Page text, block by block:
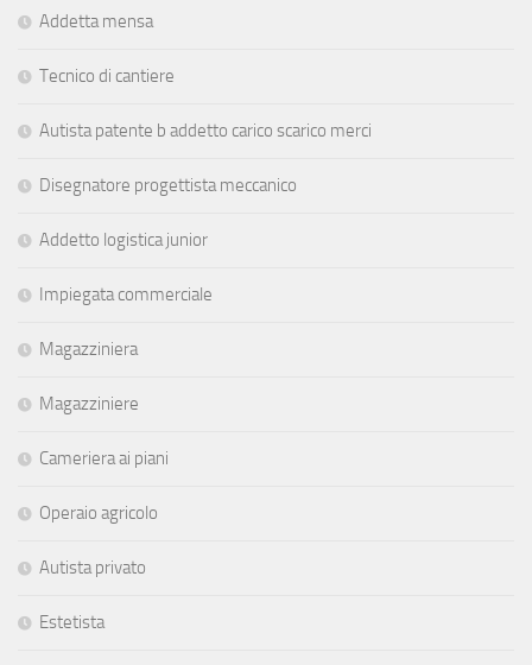
Addetta mensa
Tecnico di cantiere
Autista patente b addetto carico scarico merci
Disegnatore progettista meccanico
Addetto logistica junior
Impiegata commerciale
Magazziniera
Magazziniere
Cameriera ai piani
Operaio agricolo
Autista privato
Estetista